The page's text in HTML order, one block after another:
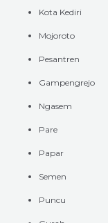
Kota Kediri
Mojoroto
Pesantren
Gampengrejo
Ngasem
Pare
Papar
Semen
Puncu